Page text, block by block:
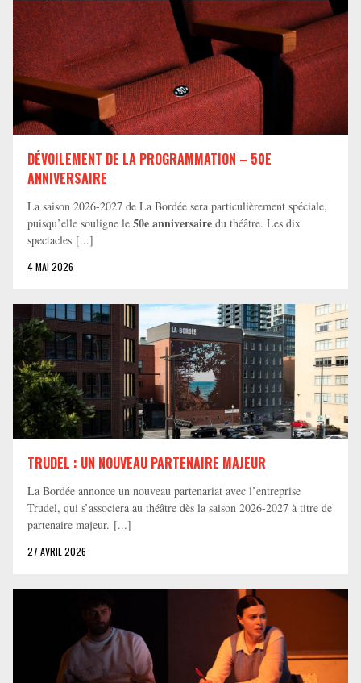
DÉVOILEMENT DE LA PROGRAMMATION – 50E
ANNIVERSAIRE
La saison 2026-2027 de La Bordée sera particulièrement spéciale,
puisqu’elle souligne le 50e anniversaire du théâtre. Les dix
spectacles [...]
4 MAI 2026
TRUDEL : UN NOUVEAU PARTENAIRE MAJEUR
La Bordée annonce un nouveau partenariat avec l’entreprise
Trudel, qui s’associera au théâtre dès la saison 2026-2027 à titre de
partenaire majeur. [...]
27 AVRIL 2026